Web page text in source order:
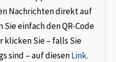
Nachrichten direkt auf
einfach den QR-Code
klicken Sie – falls Sie
sind – auf diesenLink.